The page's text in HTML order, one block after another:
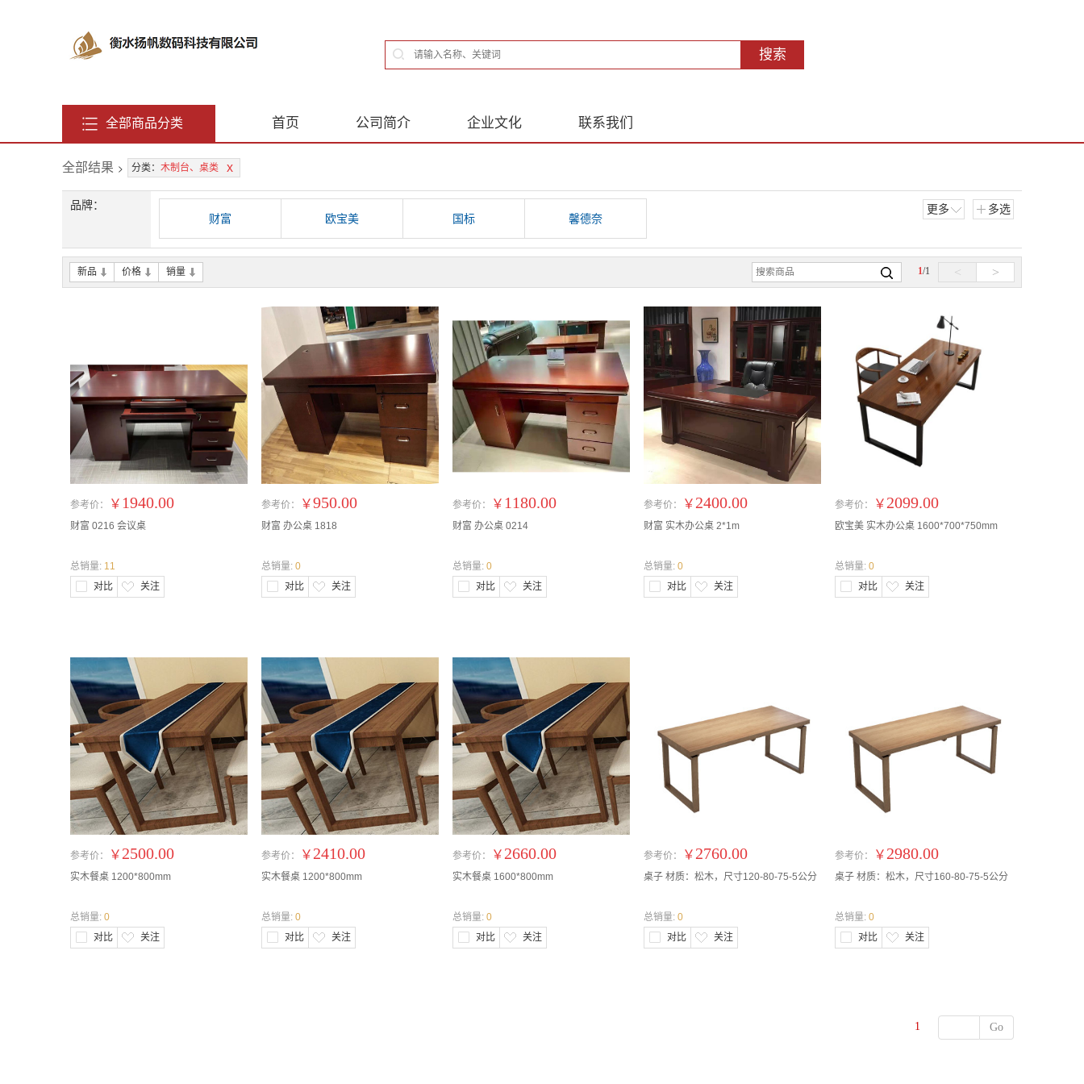
搜索
首页 公司简介 企业文化 联系我们
全部商品分类
全部结果 > 分类： 木制台、桌类 x
品牌：
财富
欧宝美 国标 馨德奈
更多 多选
新品 价格 销量 1/1 < >
参考价： ￥ 1940.00
财富 0216 会议桌
总销量: 11
对比
关注
参考价： ￥950.00
财富 办公桌 1818
总销量: 0
对比
关注
参考价： ￥ 1180.00
财富 办公桌 0214
总销量: 0
对比
关注
参考价： ￥ 2400.00
财富 实木办公桌 2*1m
总销量: 0
对比
关注
参考价： ￥ 2099.00
欧宝美 实木办公桌 1600*700*750mm
总销量: 0
对比
关注
参考价： ￥ 2500.00
实木餐桌 1200*800mm
总销量: 0
对比
关注
参考价： ￥ 2410.00
实木餐桌 1200*800mm
总销量: 0
对比
关注
参考价： ￥ 2660.00
实木餐桌 1600*800mm
总销量: 0
对比
关注
参考价： ￥ 2760.00
桌子 材质：松木，尺寸120-80-75-5公分
总销量: 0
对比
关注
参考价： ￥ 2980.00
桌子 材质：松木，尺寸160-80-75-5公分
总销量: 0
对比
关注
1 Go